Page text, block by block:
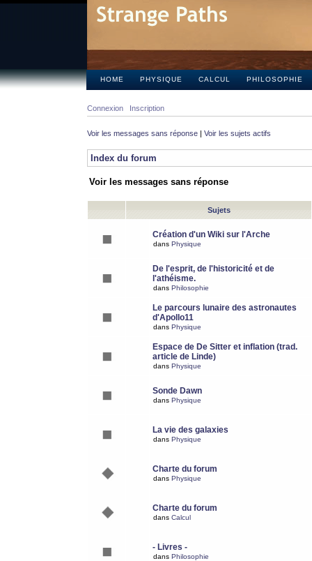
HOME PHYSIQUE CALCUL PHILOSOPHIE
Connexion Inscription
Voir les messages sans réponse | Voir les sujets actifs
Index du forum
Voir les messages sans réponse
Sujets
Création d'un Wiki sur l'Arche
dans Physique
De l'esprit, de l'historicité et de
l'athéisme.
dans Philosophie
Le parcours lunaire des astronautes
d'Apollo11
dans Physique
Espace de De Sitter et inflation (trad.
article de Linde)
dans Physique
Sonde Dawn
dans Physique
La vie des galaxies
dans Physique
Charte du forum
dans Physique
Charte du forum
dans Calcul
- Livres -
dans Philosophie